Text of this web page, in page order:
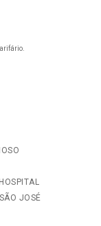
JOSÉ